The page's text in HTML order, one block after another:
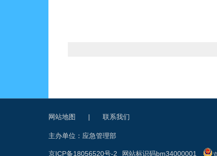
网站地图 | 联系我们
主办单位：应急管理部
网站标识码bm34000001
京ICP备18056520号-2